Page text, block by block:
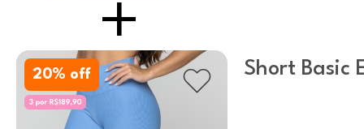
20% off Short Basic